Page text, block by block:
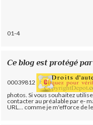
01-4
Ce blog est protégé
00039812
photos. Si vous souhaitez
contacter au préalable par e-
URL... comme je m'efforce de